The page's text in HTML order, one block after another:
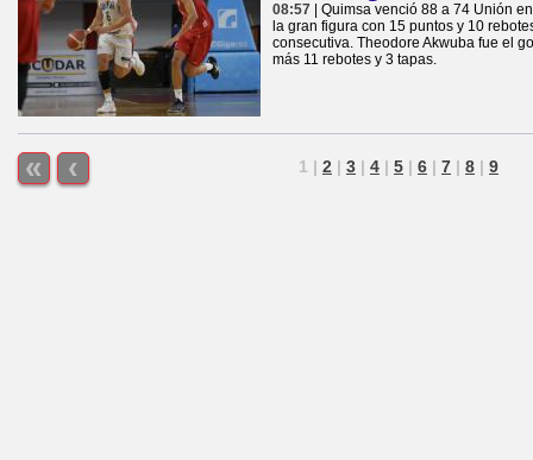
08:57
| Quimsa venció 88 a 74 Unión
la gran figura con 15 puntos y 10
consecutiva. Theodore Akwuba fue el
más 11 rebotes y 3 tapas.
« ‹ 1 | 2 | 3 | 4 | 5 | 6 | 7 | 8 | 9